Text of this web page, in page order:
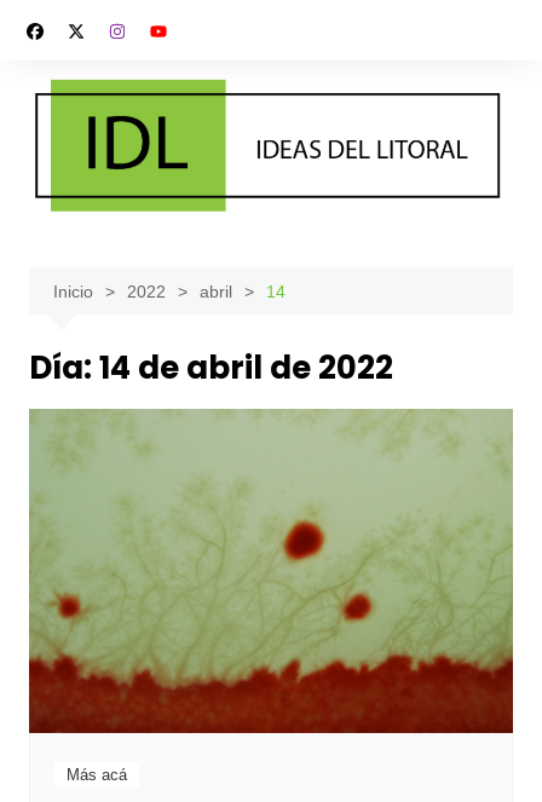
contenido
Inicio 2022 abril 14
Día:14 de abril de 2022
Más acá